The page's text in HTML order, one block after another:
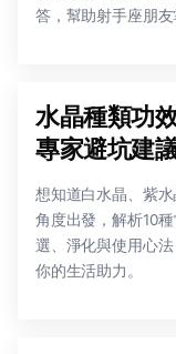
答，幫助射手座朋友
水晶種類功
專家避坑建
想知道白水晶、紫
角度出發，解析10
選、淨化與使用心
你的生活助力。